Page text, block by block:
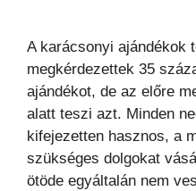
A karácsonyi ajándékok
megkérdezettek 35
ajándékot, de az előre
alatt teszi azt. Minden
kifejezetten hasznos, a
szükséges dolgokat
ötöde egyáltalán nem